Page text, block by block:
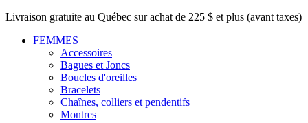
Livraison gratuite au Québec sur achat de 225 $ et plus (avant taxes)
FEMMES
Accessoires
Bagues et Joncs
Boucles d'oreilles
Bracelets
Chaînes, colliers et pendentifs
Montres